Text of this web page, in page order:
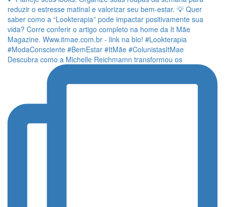
Descubra como a Michelle Reichmamn transformou os